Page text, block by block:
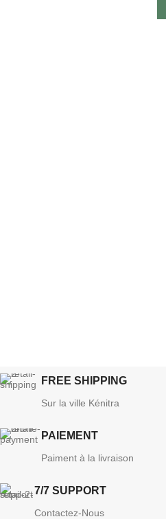
FREE SHIPPING
Sur la ville Kénitra
PAIEMENT
Paiment à la livraison
7/7 SUPPORT
Contactez-Nous